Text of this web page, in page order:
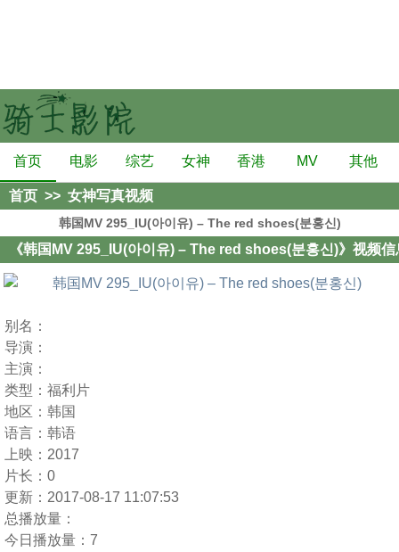
首页 电影 综艺 女神 香港 MV 其他
首页 >> 女神写真视频
韩国MV 295_IU(아이유) – The red shoes(분홍신)
《韩国MV 295_IU(아이유) – The red shoes(분홍신)》视频信
别名：
导演：
主演：
类型： 福利片
地区： 韩国
语言： 韩语
上映： 2017
片长： 0
更新： 2017-08-17 11:07:53
总播放量：
今日播放量： 7